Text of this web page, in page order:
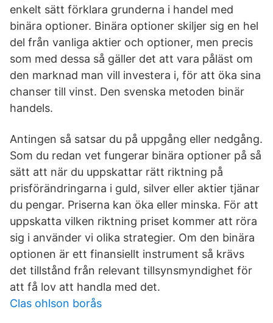
enkelt sätt förklara grunderna i handel med
binära optioner. Binära optioner skiljer sig en hel
del från vanliga aktier och optioner, men precis
som med dessa så gäller det att vara påläst om
den marknad man vill investera i, för att öka sina
chanser till vinst. Den svenska metoden binär
handels.
Antingen så satsar du på uppgång eller nedgång.
Som du redan vet fungerar binära optioner på så
sätt att när du uppskattar rätt riktning på
prisförändringarna i guld, silver eller aktier tjänar
du pengar. Priserna kan öka eller minska. För att
uppskatta vilken riktning priset kommer att röra
sig i använder vi olika strategier. Om den binära
optionen är ett finansiellt instrument så krävs
det tillstånd från relevant tillsynsmyndighet för
att få lov att handla med det.
Clas ohlson borås